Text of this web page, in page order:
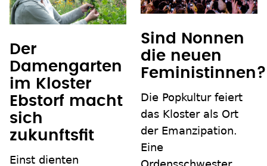
Der
Damengarten
im Kloster
Ebstorf macht
sich
zukunftsfit
Einst dienten
Sind Nonnen
die neuen
Feministinnen?
Die Popkultur feiert
das Kloster als Ort
der Emanzipation.
Eine